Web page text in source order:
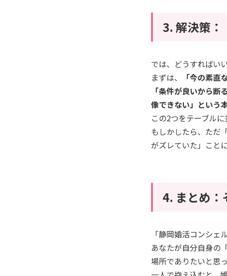
​3. 解決策：
では、どうすればい
まずは、
「今の素直
「条件が良いから
像できない」という
この2つをテーブル
もしかしたら、ただ
がズレていた」こと
​4. まとめ：
「静岡婚活コンシェ
あなたが自分自身の
場所でありたいと思